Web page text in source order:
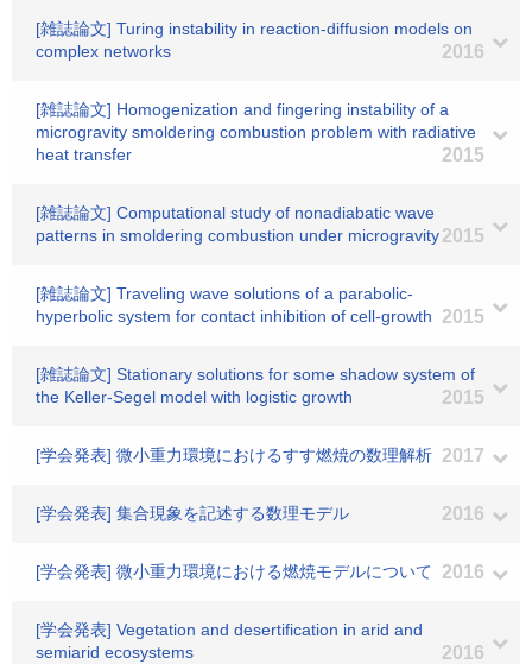
[雑誌論文] Turing instability in reaction-diffusion models on
complex networks
2016
[雑誌論文] Homogenization and fingering instability of a
microgravity smoldering combustion problem with radiative
heat transfer
2015
[雑誌論文] Computational study of nonadiabatic wave
patterns in smoldering combustion under microgravity2015
[雑誌論文] Traveling wave solutions of a parabolic-
hyperbolic system for contact inhibition of cell-growth
2015
[雑誌論文] Stationary solutions for some shadow system of
the Keller-Segel model with logistic growth
2015
[学会発表] 微小重力環境におけるすす燃焼の数理解析 2017
[学会発表] 集合現象を記述する数理モデル 2016
[学会発表] 微小重力環境における燃焼モデルについて 2016
[学会発表] Vegetation and desertification in arid and
semiarid ecosystems
2016